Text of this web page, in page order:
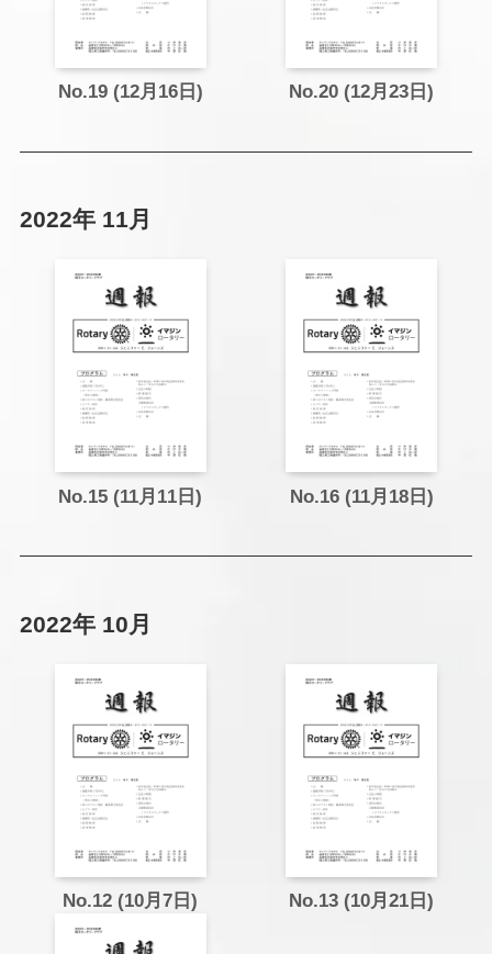
No.19 (12月16日) No.20 (12月23日)
2022年 11月
No.15 (11月11日) No.16 (11月18日)
2022年 10月
No.12 (10月7日) No.13 (10月21日)